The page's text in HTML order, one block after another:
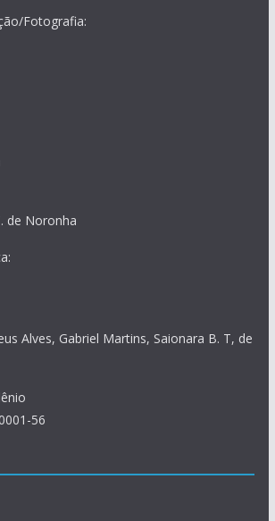
Fotografia:
de Noronha
Alves, Gabriel Martins, Saionara B. T, de
56